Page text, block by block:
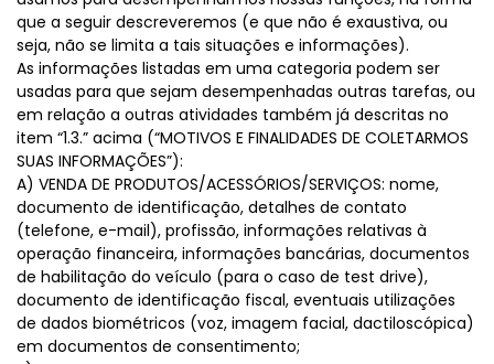
que a seguir descreveremos (e que não é exaustiva, ou
seja, não se limita a tais situações e informações).
As informações listadas em uma categoria podem ser
usadas para que sejam desempenhadas outras tarefas, ou
em relação a outras atividades também já descritas no
item “1.3.” acima (“MOTIVOS E FINALIDADES DE COLETARMOS
SUAS INFORMAÇÕES”):
A) VENDA DE PRODUTOS/ACESSÓRIOS/SERVIÇOS: nome,
documento de identificação, detalhes de contato
(telefone, e-mail), profissão, informações relativas à
operação financeira, informações bancárias, documentos
de habilitação do veículo (para o caso de test drive),
documento de identificação fiscal, eventuais utilizações
de dados biométricos (voz, imagem facial, dactiloscópica)
em documentos de consentimento;